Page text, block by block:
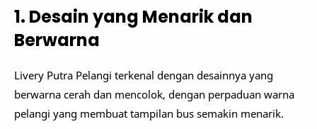
1. Desain yang Menarik dan
Berwarna
Livery Putra Pelangi terkenal dengan desainnya yang
berwarna cerah dan mencolok, dengan perpaduan warna
pelangi yang membuat tampilan bus semakin menarik.